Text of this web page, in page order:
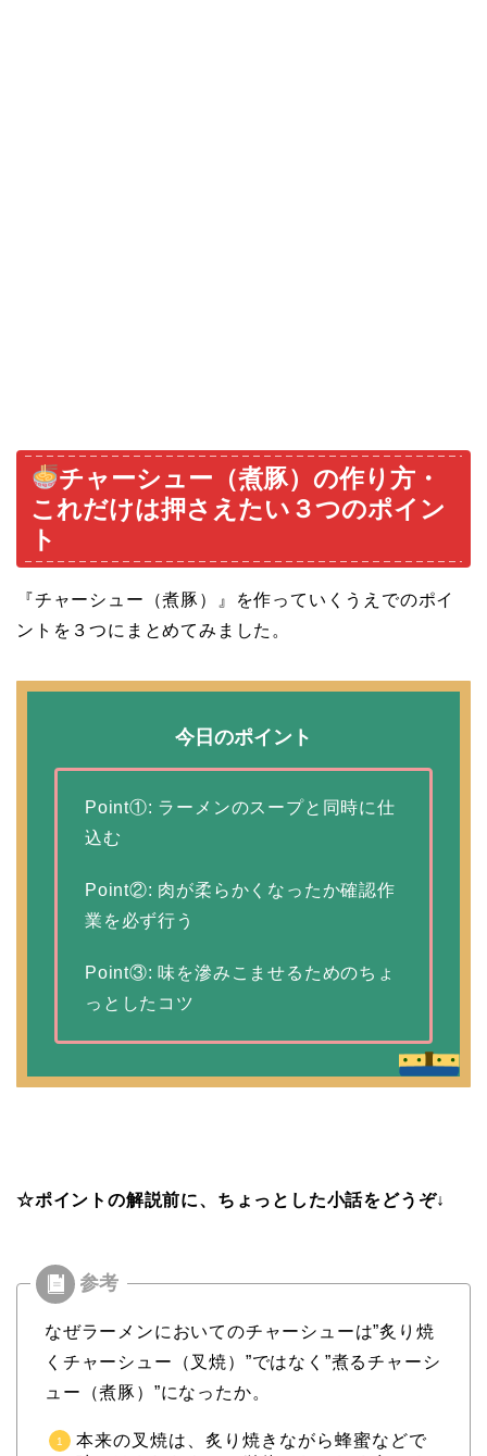
チャーシュー（煮豚）の作り方・
これだけは押さえたい３つのポイン
ト
『チャーシュー（煮豚）』を作っていくうえでのポイ
ントを３つにまとめてみました。
今日のポイント
Point①: ラーメンのスープと同時に仕
込む
Point②: 肉が柔らかくなったか確認作
業を必ず行う
Point③: 味を滲みこませるためのちょ
っとしたコツ
☆ポイントの解説前に、ちょっとした小話をどうぞ↓
なぜラーメンにおいてのチャーシューは”炙り焼
くチャーシュー（叉焼）”ではなく”煮るチャーシ
ュー（煮豚）”になったか。
本来の叉焼は、炙り焼きながら蜂蜜などで